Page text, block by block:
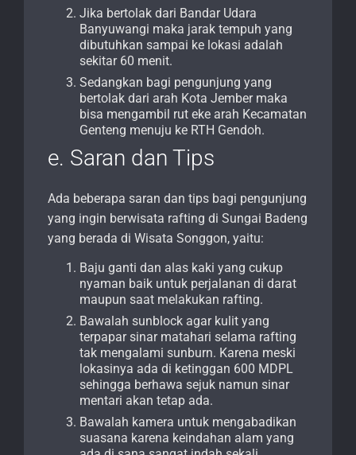
Jika bertolak dari Bandar Udara
Banyuwangi maka jarak tempuh yang
dibutuhkan sampai ke lokasi adalah
sekitar 60 menit.
Sedangkan bagi pengunjung yang
bertolak dari arah Kota Jember maka
bisa mengambil rut eke arah Kecamatan
Genteng menuju ke RTH Gendoh.
e. Saran dan Tips
Ada beberapa saran dan tips bagi pengunjung
yang ingin berwisata rafting di Sungai Badeng
yang berada di Wisata Songgon, yaitu:
Baju ganti dan alas kaki yang cukup
nyaman baik untuk perjalanan di darat
maupun saat melakukan rafting.
Bawalah sunblock agar kulit yang
terpapar sinar matahari selama rafting
tak mengalami sunburn. Karena meski
lokasinya ada di ketinggan 600 MDPL
sehingga berhawa sejuk namun sinar
mentari akan tetap ada.
Bawalah kamera untuk mengabadikan
suasana karena keindahan alam yang